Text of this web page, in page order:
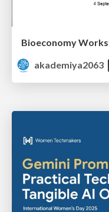
akademiya2063